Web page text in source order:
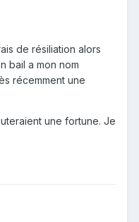
de résiliation alors
bail a mon nom
récemment une
une fortune. Je